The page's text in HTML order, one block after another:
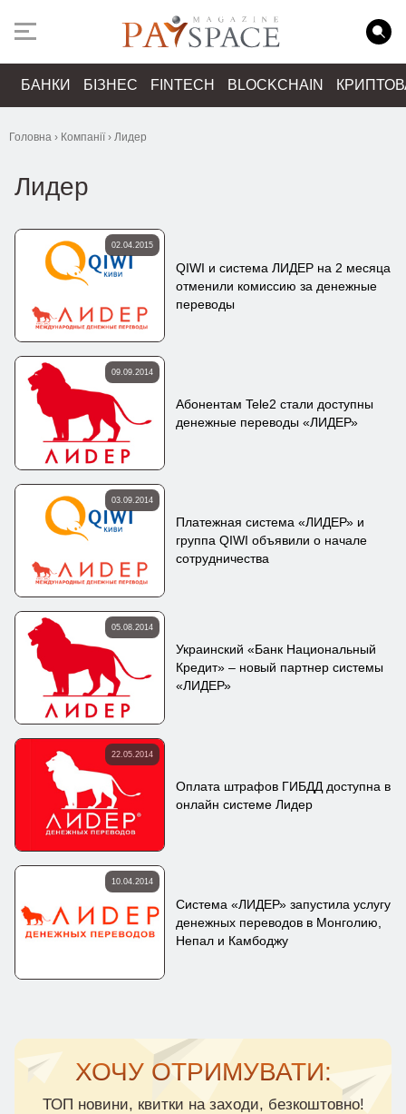
БАНКИ БІЗНЕС FINTECH BLOCKCHAIN
Головна › Компанії› Лидер
Лидер
02.04.2015
QIWI и система ЛИДЕР на 2 месяца
отменили комиссию за денежные
переводы
09.09.2014
Абонентам Tele2 стали доступны
денежные переводы «ЛИДЕР»
03.09.2014
Платежная система «ЛИДЕР» и
группа QIWI объявили о начале
сотрудничества
05.08.2014
Украинский «Банк Национальный
Кредит» – новый партнер системы
«ЛИДЕР»
22.05.2014
Оплата штрафов ГИБДД доступна в
онлайн системе Лидер
10.04.2014
Cистема «ЛИДЕР» запустила услугу
денежных переводов в Монголию,
Непал и Камбоджу
ХОЧУ ОТРИМУВАТИ:
ТОП новини, квитки на заходи, безкоштовно!